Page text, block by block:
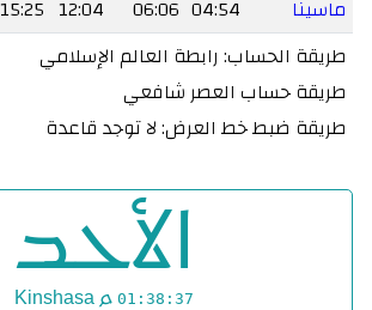
ماسينا
04:54
06:06
12:04
15:25
طريقة الحساب: رابطة العالم الإسلامي
طريقة حساب العصر شافعي
طريقة ضبط خط العرض: لا توجد قاعدة
الأحد
01:38:37 م Kinshasa